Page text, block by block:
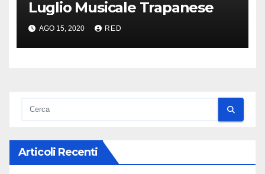
Luglio Musicale Trapanese
AGO 15, 2020 RED
Articoli Recenti